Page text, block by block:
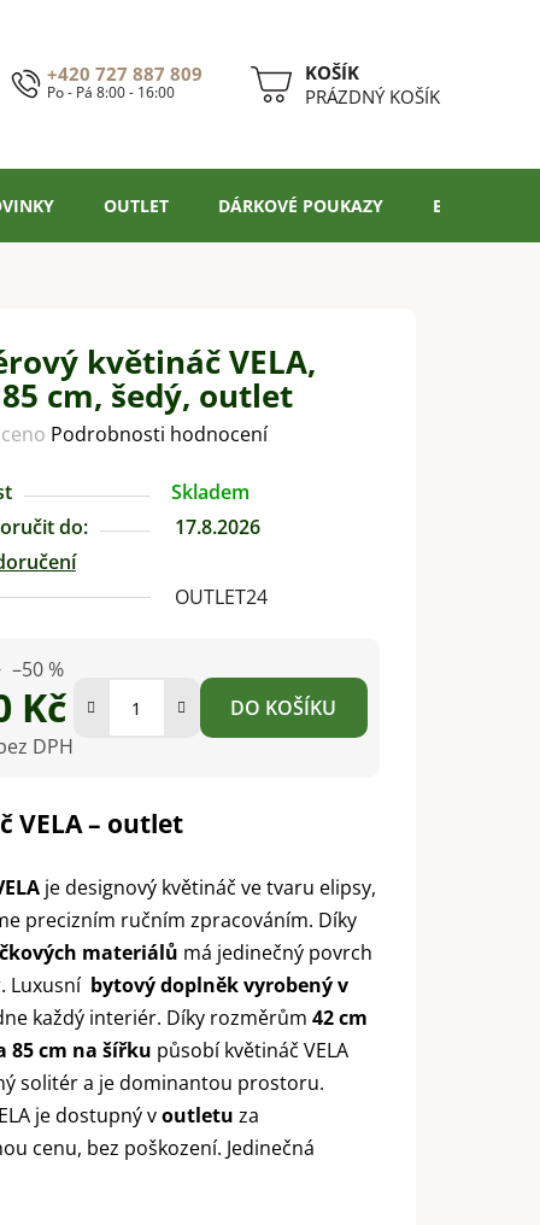
+420 727 887 809
Po - Pá 8:00 - 16:00
NÁKUPNÍPRÁZDNÝ KOŠÍK
OUTLET DÁRKOVÉ POUKAZY BLOG
květináč VELA,
cm, šedý, outlet
Podrobnosti hodnocení
Skladem
do:
17.8.2026
OUTLET24
–50 %
Kč
DPH
DO KOŠÍKU
VELA – outlet
je designový květináč ve tvaru elipsy,
precizním ručním zpracováním. Díky
materiálů má jedinečný povrch
Luxusní bytový doplněk vyrobený v
každý interiér. Díky rozměrům 42 cm
85 cm na šířku působí květináč VELA
solitér a je dominantou prostoru.
je dostupný voutletu za
cenu, bez poškození. Jedinečná